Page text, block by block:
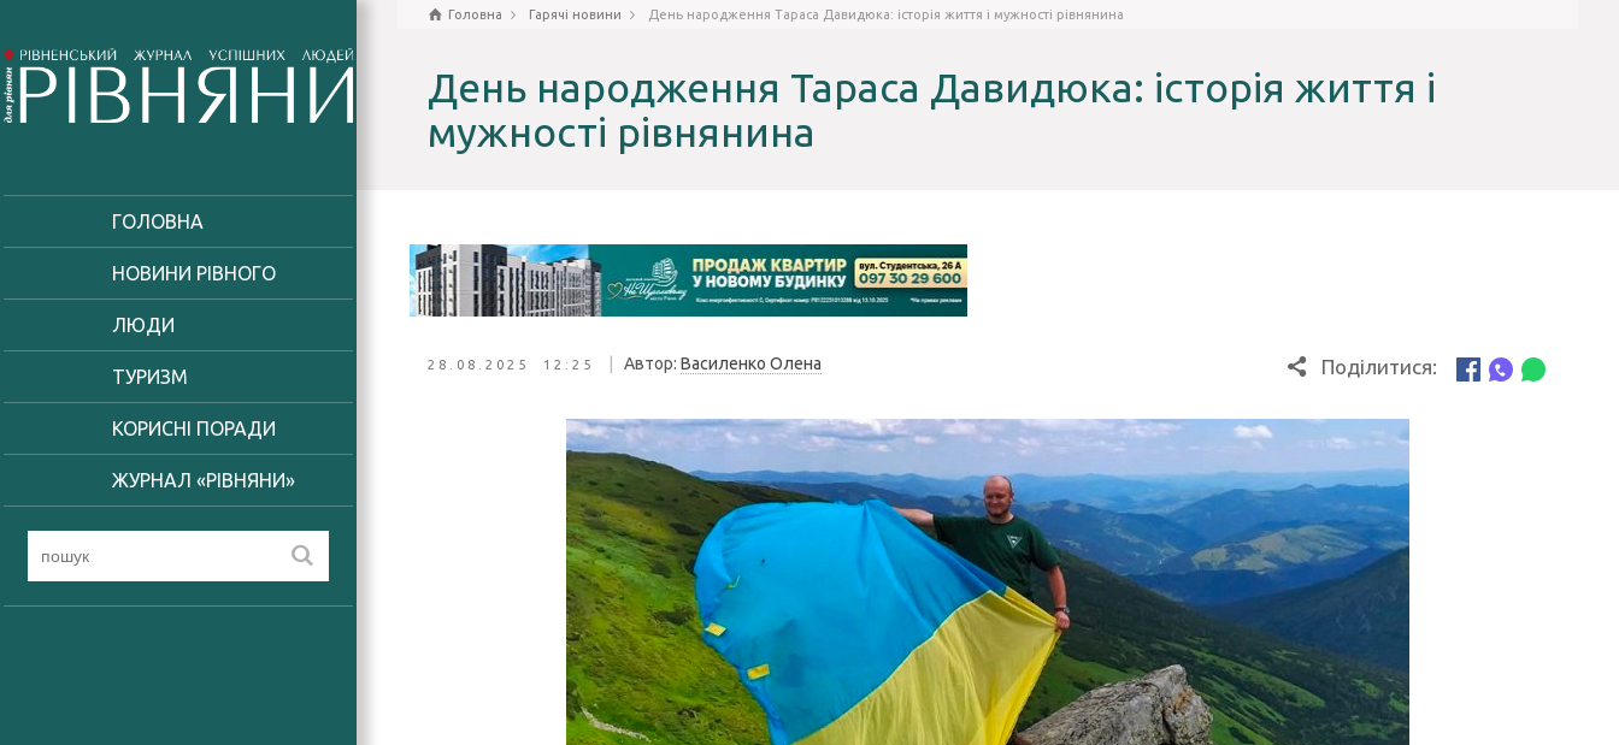
ГОЛОВНА
НОВИНИ РІВНОГО
ЛЮДИ
ТУРИЗМ
КОРИСНІ ПОРАДИ
ЖУРНАЛ «РІВНЯНИ»
Головна Гарячі новини День народження Тараса Давидюка: історія життя і мужності рівнянина
День народження Тараса Давидюка: історія життя і
мужності рівнянина
28.08.2025 12:25 Автор: Василенко Олена Поділитися: